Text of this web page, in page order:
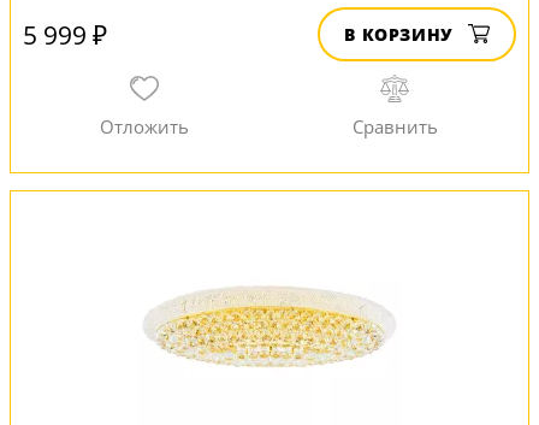
5 999 ₽ В КОРЗИНУ